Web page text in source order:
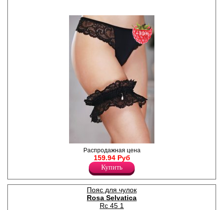
будет незаметно под
одеждой. Широкий
модельный ряд позволит
подобрать свой идеальный
комплект на каждый день.
Белый цвет ассоциируется с
нежностью, романтичностью
и женственностью, подходит
практически для любых
случаев и нарядов.
Лайкра 17%
Полиамид 83%
Элегантная подвязка из
кружева с изысканным
орнаментом.
Дополнительное украшение
- аксессуар в виде бантика
из органзы с жемчужной
подвеской. Классическая
коллекция для утонченных
натур. Белье из коллекции
−70%
Распродажная цена
159.94 Руб
Купить
Пояс для чулок
Rosa Selvatica
Rc 45 1